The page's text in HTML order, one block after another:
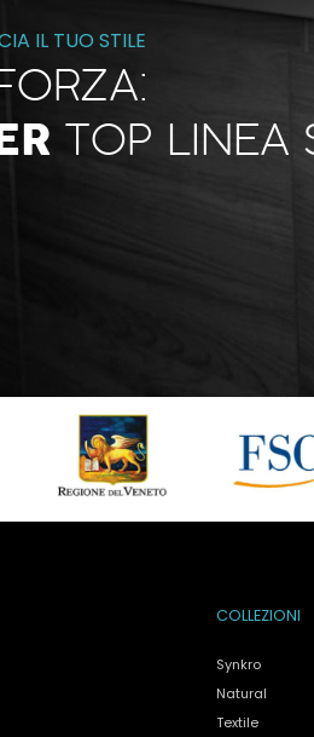
IL TUO STILE
TOP LINEA
COLLEZIONI
Synkro
Natural
Textile